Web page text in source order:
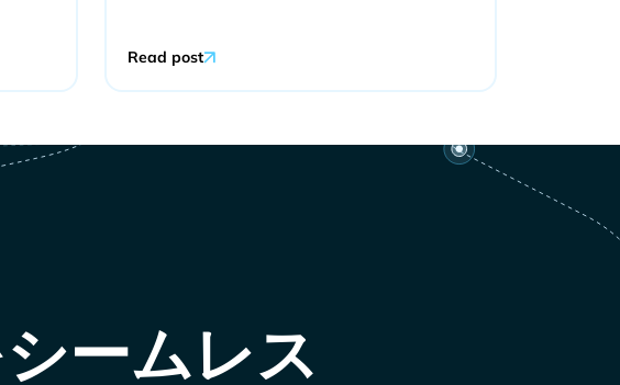
Read post
ームレス